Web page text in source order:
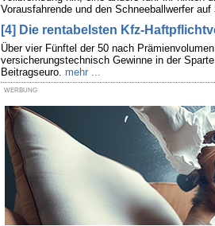
Vorausfahrende und den Schneeballwerfer
[4] Die rentabelsten Kfz-
Über vier Fünftel der 50 nach
versicherungstechnisch Gewinne in der
Beitragseuro. mehr ...
WERBUNG